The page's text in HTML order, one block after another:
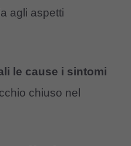
agli aspetti
le cause i sintomi
chiuso nel